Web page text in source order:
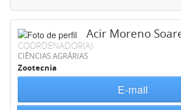
Acir Moreno
COORDENADOR(A)
CIÊNCIAS AGRÁRIAS
Zootecnia
E-mail